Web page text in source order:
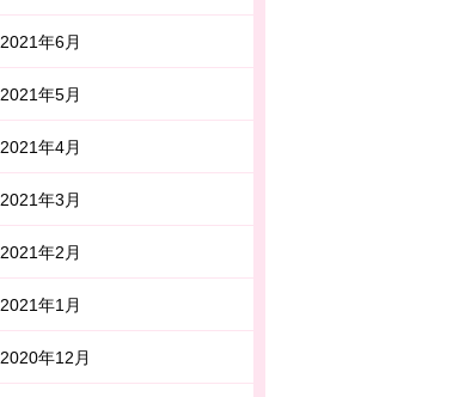
2021年6月
2021年5月
2021年4月
2021年3月
2021年2月
2021年1月
2020年12月